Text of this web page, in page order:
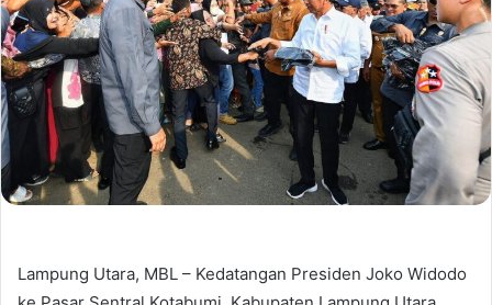
Lampung Utara, MBL – Kedatangan Presiden Joko Widodo